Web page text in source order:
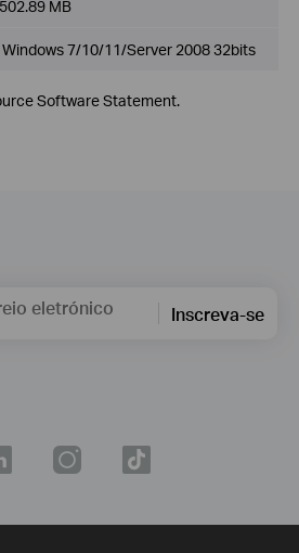
502.89 MB
7/10/11/Server 2008 32bits
Software Statement.
eletrónico Inscreva-se